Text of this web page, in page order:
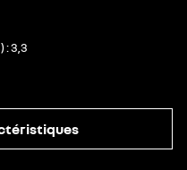
3,3